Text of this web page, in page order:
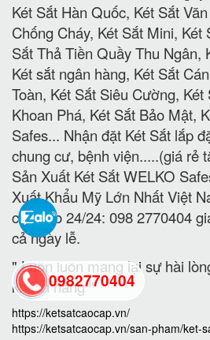
Két Sắt Hàn Quốc, Két Sắt
Chống Cháy, Két Sắt Mini, Két
Sắt Thả Tiền Quầy Thu Ngân,
Két sắt ngân hàng, Két Sắt
Toàn, Két Sắt Siêu Cường,
Khoan Phá, Két Sắt Bảo Mật,
Safes... Nhận đặt Két Sắt lắp
chung cư, bệnh viện.....(giá rẻ
Sản Xuất Két Sắt WELKO
Xuất Khẩu Mỹ Lớn Nhất Việt
chu đáo 24/24: 098 2770404
cả ngày lễ.
" Luôn luôn mang lại sự hài
khách hàng "
https://ketsatcaocap.vn/
https://ketsatcaocap.vn/san-pham/ket-
0982770404